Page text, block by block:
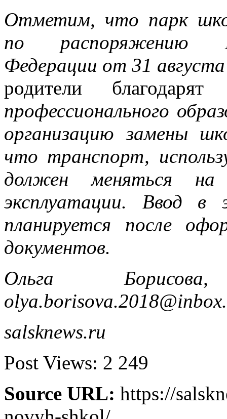
Отметим, что парк
по распоряжению
Федерации от 31
родители
профессионального
организацию замены
что транспорт,
должен меняться
эксплуатации. Ввод в
планируется после
документов.
Ольга
salsknews.ru
Post Views: 2 249
Source URL: https://